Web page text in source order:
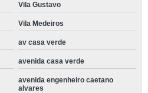
Vila Gustavo
Vila Medeiros
av casa verde
avenida casa verde
avenida engenheiro caetano
alvares